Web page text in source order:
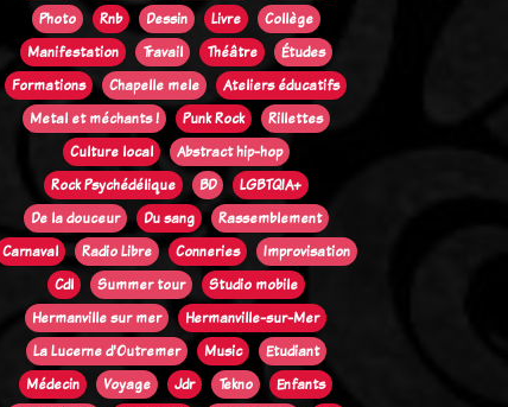
Photo
Rnb Dessin Livre
Collège
Manifestation
Travail Théâtre
Études
Formations
Chapelle mele
Ateliers éducatifs
Metal et méchants !
Punk Rock
Rillettes
Culture local
Abstract hip-hop
Rock Psychédélique
BD
LGBTQIA+
De la douceur
Du sang
Rassemblement
Carnaval
Radio Libre Conneries
Improvisation
Cdl
Summer tour
Studio mobile
Hermanville sur mer
Hermanville-sur-Mer
La Lucerne d'Outremer
Music
Etudiant
Médecin
Voyage Jdr Tekno
Enfants